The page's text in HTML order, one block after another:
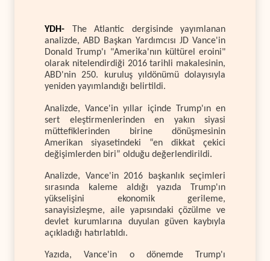
YDH-
The Atlantic dergisinde yayımlanan
analizde, ABD Başkan Yardımcısı JD Vance'in
Donald Trump'ı "Amerika'nın kültürel eroini"
olarak nitelendirdiği 2016 tarihli makalesinin,
ABD'nin 250. kuruluş yıldönümü dolayısıyla
yeniden yayımlandığı belirtildi.
Analizde, Vance'in yıllar içinde Trump'ın en
sert eleştirmenlerinden en yakın siyasi
müttefiklerinden birine dönüşmesinin
Amerikan siyasetindeki “en dikkat çekici
değişimlerden biri” olduğu değerlendirildi.
Analizde, Vance'in 2016 başkanlık seçimleri
sırasında kaleme aldığı yazıda Trump'ın
yükselişini ekonomik gerileme,
sanayisizleşme, aile yapısındaki çözülme ve
devlet kurumlarına duyulan güven kaybıyla
açıkladığı hatırlatıldı.
Yazıda, Vance'in o dönemde Trump'ı